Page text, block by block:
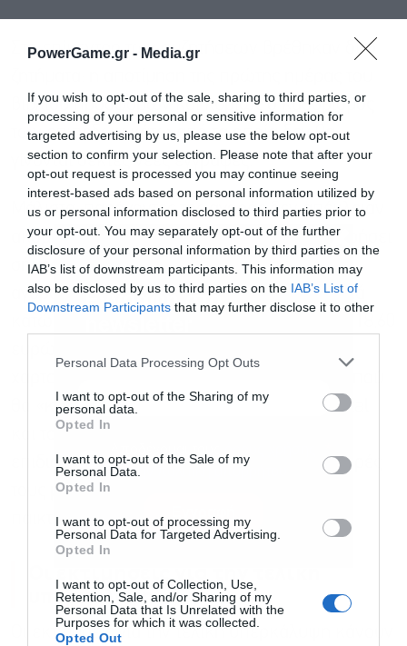
PowerGame.gr - Media.gr
If you wish to opt-out of the sale, sharing to third parties, or
processing of your personal or sensitive information for
targeted advertising by us, please use the below opt-out
section to confirm your selection. Please note that after your
opt-out request is processed you may continue seeing
interest-based ads based on personal information utilized by
us or personal information disclosed to third parties prior to
your opt-out. You may separately opt-out of the further
disclosure of your personal information by third parties on the
IAB’s list of downstream participants. This information may
also be disclosed by us to third parties on the IAB’s List of
Downstream Participants that may further disclose it to other
Personal Data Processing Opt Outs
I want to opt-out of the Sharing of my
personal data.
Opted In
I want to opt-out of the Sale of my
Personal Data.
Opted In
I want to opt-out of processing my
Personal Data for Targeted Advertising.
Opted In
I want to opt-out of Collection, Use,
Retention, Sale, and/or Sharing of my
Personal Data that Is Unrelated with the
Purposes for which it was collected.
Opted Out
Στο επίκεντρο των συζητήσεων βρέθηκαν δύο
βιβλίου προσφορών και κυρίως ο καθορισμός
των επιπέδων κάτω από τα οποία δεν θα
γίνονται δεκτές νέες εγγραφές.
Μάλιστα, παράγοντες της αγοράς δεν απέκλειαν
ακόμη και το ενδεχόμενο η ΔΕΗ να προχωρήσει
σήμερα το πρωί, πριν από το άνοιγμα των
αγορών, σε ενημέρωση, θέτοντας ουσιαστικά
θα «κλειδώσουν» οι τοποθετήσεις του Capital
και του CVC, καθώς αρκετοί διαχειριστές
επιδιώκουν να ευθυγραμμίσουν τις προσφορές
τους με τα επίπεδα αυτών των ισχυρών
παικτών.
Οι εκτιμήσεις για την τελική
υπερκάλυψη
Οι εκτιμήσεις για την τελική υπερκάλυψη κάνουν
Εγγραφή στο
και την πολιτική απορρήτου